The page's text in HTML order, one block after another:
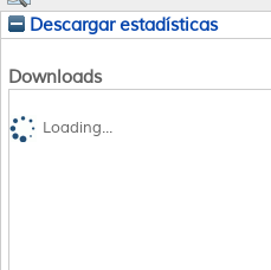
Descargar estadísticas
Downloads
Loading...